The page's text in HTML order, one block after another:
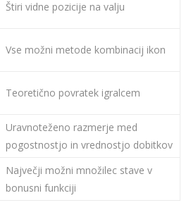
Štiri vidne pozicije na valju
Vse možni metode kombinacij ikon
Teoretično povratek igralcem
Uravnoteženo razmerje med
pogostnostjo in vrednostjo dobitkov
Največji možni množilec stave v
bonusni funkciji